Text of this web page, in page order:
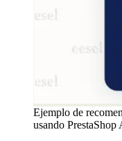
Ejemplo de
usando PrestaShop